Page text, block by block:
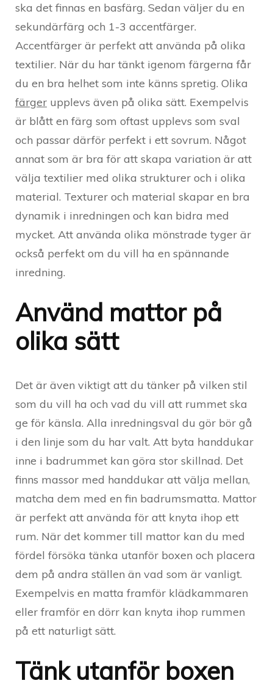
ska det finnas en basfärg. Sedan väljer du en
sekundärfärg och 1-3 accentfärger.
Accentfärger är perfekt att använda på olika
textilier. När du har tänkt igenom färgerna får
du en bra helhet som inte känns spretig. Olika
färger upplevs även på olika sätt. Exempelvis
är blått en färg som oftast upplevs som sval
och passar därför perfekt i ett sovrum. Något
annat som är bra för att skapa variation är att
välja textilier med olika strukturer och i olika
material. Texturer och material skapar en bra
dynamik i inredningen och kan bidra med
mycket. Att använda olika mönstrade tyger är
också perfekt om du vill ha en spännande
inredning.
Använd mattor på
olika sätt
Det är även viktigt att du tänker på vilken stil
som du vill ha och vad du vill att rummet ska
ge för känsla. Alla inredningsval du gör bör gå
i den linje som du har valt. Att byta handdukar
inne i badrummet kan göra stor skillnad. Det
finns massor med handdukar att välja mellan,
matcha dem med en fin badrumsmatta. Mattor
är perfekt att använda för att knyta ihop ett
rum. När det kommer till mattor kan du med
fördel försöka tänka utanför boxen och placera
dem på andra ställen än vad som är vanligt.
Exempelvis en matta framför klädkammaren
eller framför en dörr kan knyta ihop rummen
på ett naturligt sätt.
Tänk utanför boxen